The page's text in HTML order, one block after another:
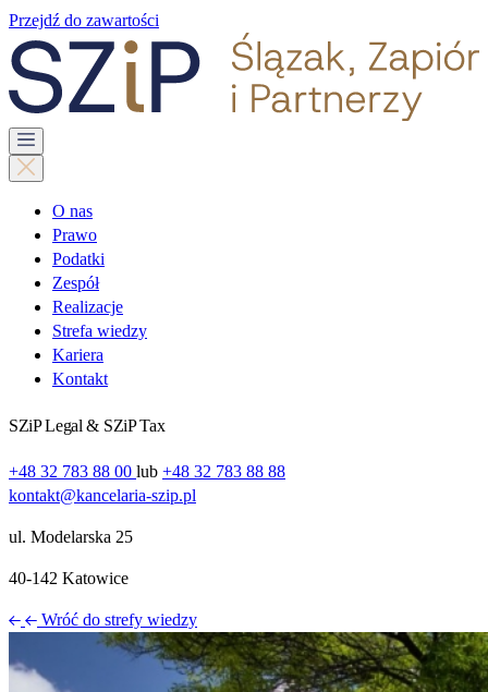
Przejdź do zawartości
O nas
Prawo
Podatki
Zespół
Realizacje
Strefa wiedzy
Kariera
Kontakt
SZiP Legal & SZiP Tax
+48 32 783 88 00 lub +48 32 783 88 88
kontakt@kancelaria-szip.pl
ul. Modelarska 25
40‑142 Katowice
Wróć do strefy wiedzy